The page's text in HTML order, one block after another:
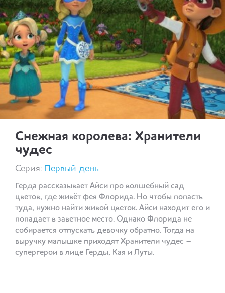
Снежная королева: Хранители
чудес
Серия: Первый день
Герда рассказывает Айси про волшебный сад
цветов, где живёт фея Флорида. Но чтобы попасть
туда, нужно найти живой цветок. Айси находит его и
попадает в заветное место. Однако Флорида не
собирается отпускать девочку обратно. Тогда на
выручку малышке приходят Хранители чудес –
супергерои в лице Герды, Кая и Луты.